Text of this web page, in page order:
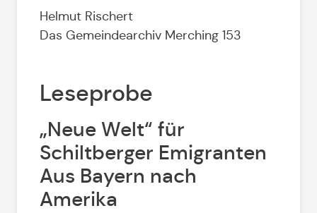
Helmut Rischert
Das Gemeindearchiv Merching 153
Leseprobe
„Neue Welt“ für
Schiltberger Emigranten
Aus Bayern nach
Amerika